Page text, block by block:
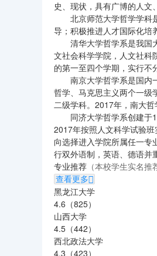
史、现状，具有广博的人文
北京师范大学哲学学科
导；积极推进人才国际化培
清华大学哲学系是我国
文社会科学学院，人文社科
的第一至四个学期，实行不
南京大学哲学系是国内
哲学、马克思主义两个一级
二级学科。2017年，南大哲
同济大学哲学系创建于
2017年按照人文科学试验
向选择进入学院所属任一专
行双外语制，英语、德语并
专业推荐 （本校学生实名推
​查看更多
黑龙江大学
4.6（825）
山西大学
4.5（442）
西北政法大学
4.3（423）